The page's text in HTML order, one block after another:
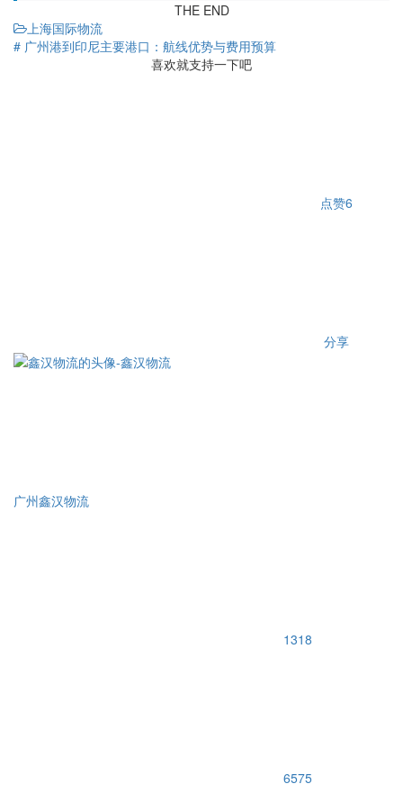
THE END
上海国际物流
# 广州港到印尼主要港口：航线优势与费用预算
喜欢就支持一下吧
点赞6
分享
广州鑫汉物流
1318
6575